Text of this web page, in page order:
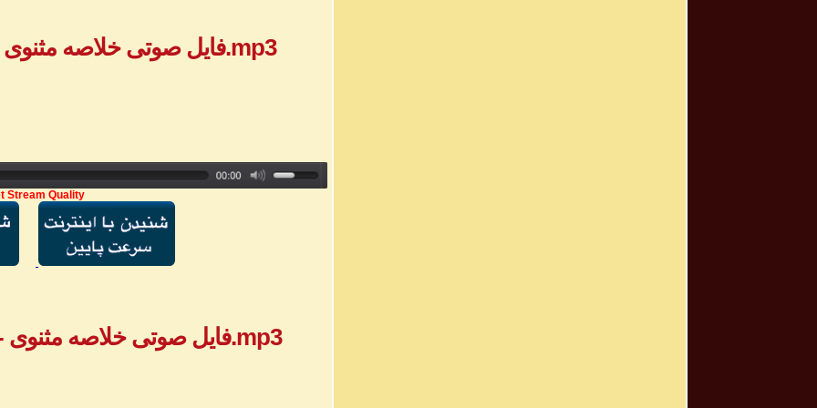
فایل صوتی خلاصه مثنوی - بخش ۹ - خانم فاطمه.mp3
Stream Quality
فایل صوتی خلاصه مثنوی - بخش ۱۰ - خانم فاطمه.mp3